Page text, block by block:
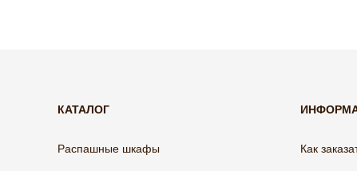
КАТАЛОГ
Распашные шкафы
Как